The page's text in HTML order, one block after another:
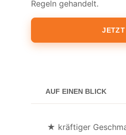
Regeln gehandelt.
JETZT
AUF EINEN BLICK
★ kräftiger